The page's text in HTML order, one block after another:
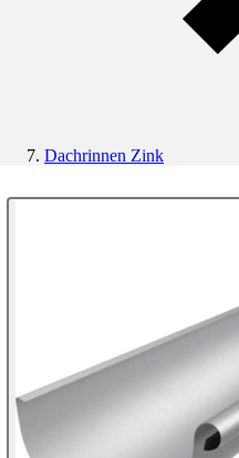
Dachrinnen Zink